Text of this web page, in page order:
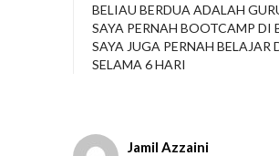
BELIAU BERDUA ADALAH
SAYA PERNAH BOOTCAMP DI
SAYA JUGA PERNAH BELAJAR
SELAMA 6 HARI
Jamil Azzaini